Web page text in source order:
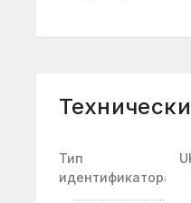
Тип
идентификатора